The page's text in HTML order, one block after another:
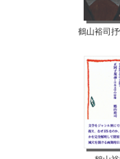
鶴山裕司